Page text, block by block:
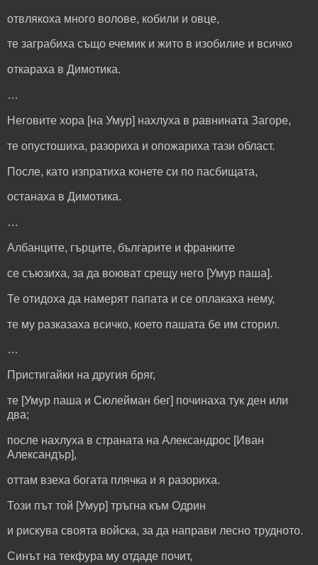
отвлякоха много волове, кобили и овце,
те заграбиха също ечемик и жито в изобилие и всичко
откараха в Димотика.
…
Неговите хора [на Умур] нахлуха в равнината Загоре,
те опустошиха, разориха и опожариха тази област.
После, като изпратиха конете си по пасбищата,
останаха в Димотика.
…
Албанците, гърците, българите и франките
се съюзиха, за да воюват срещу него [Умур паша].
Те отидоха да намерят папата и се оплакаха нему,
те му разказаха всичко, което пашата бе им сторил.
…
Пристигайки на другия бряг,
те [Умур паша и Сюлейман бег] починаха тук ден или
два;
после нахлуха в страната на Александрос [Иван
Александър],
оттам взеха богата плячка и я разориха.
Този път той [Умур] тръгна към Одрин
и рискува своята войска, за да направи лесно трудното.
Синът на текфура му отдаде почит,